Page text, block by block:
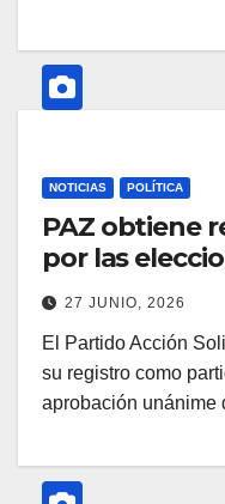
NOTICIAS POLÍTICA
PAZ obtiene
por las
27 JUNIO, 2026
El Partido Acción
su registro como
aprobación